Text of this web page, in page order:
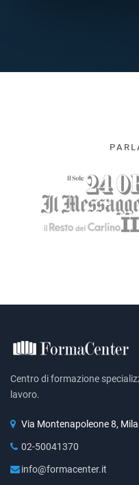
Centro di formazione
lavoro.
Via Montenapoleone 8,
02-50041370
info@formacenter.it